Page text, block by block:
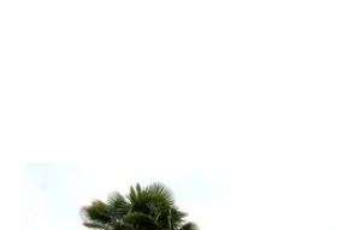
28.07.2021